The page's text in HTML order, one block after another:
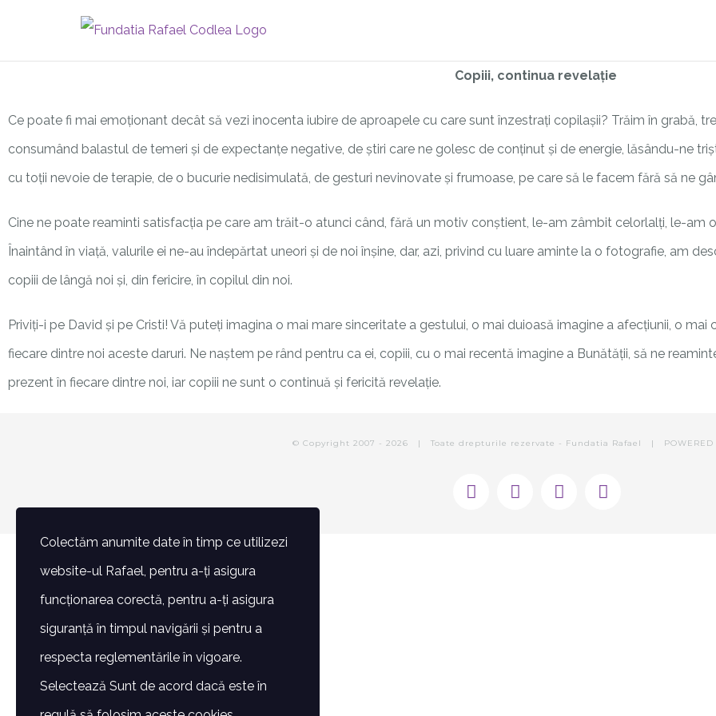
Copiii, continua revelație
Ce poate fi mai emoționant decât să vezi inocenta iubire de aproapele cu care sunt înzestrați copilașii? Trăim în grabă,
consumând balastul de temeri și de expectanțe negative, de știri care ne golesc de conținut și de energie, lăsându-ne
cu toții nevoie de terapie, de o bucurie nedisimulată, de gesturi nevinovate și frumoase, pe care să le facem fără să ne
Cine ne poate reaminti satisfacția pe care am trăit-o atunci când, fără un motiv conștient, le-am zâmbit celorlalți, le-
Înaintând în viață, valurile ei ne-au îndepărtat uneori și de noi înșine, dar, azi, privind cu luare aminte la o fotografie, am
copiii de lângă noi și, din fericire, în copilul din noi.
Priviți-i pe David și pe Cristi! Vă puteți imagina o mai mare sinceritate a gestului, o mai duioasă imagine a afecțiunii, o
fiecare dintre noi aceste daruri. Ne naștem pe rând pentru ca ei, copiii, cu o mai recentă imagine a Bunătății, să ne
prezent în fiecare dintre noi, iar copiii ne sunt o continuă și fericită revelație.
© Copyright 2007 - 2026 | Toate drepturile rezervate - Fundatia Rafael | POWERED
FacebookInstagram
Colectăm anumite date în timp ce utilizezi
website-ul Rafael, pentru a-ți asigura
funcționarea corectă, pentru a-ți asigura
siguranță în timpul navigării și pentru a
respecta reglementările în vigoare.
Selectează Sunt de acord dacă este în